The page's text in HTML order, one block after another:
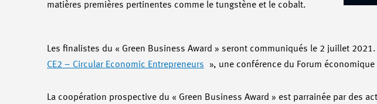
matières premières pertinentes comme le tungstène et le cobalt.
Les finalistes du « Green Business Award » seront communiqués le 2 juillet
CE2 – Circular Economic Entrepreneurs
», une conférence du Forum
La coopération prospective du « Green Business Award » est parrainée par des